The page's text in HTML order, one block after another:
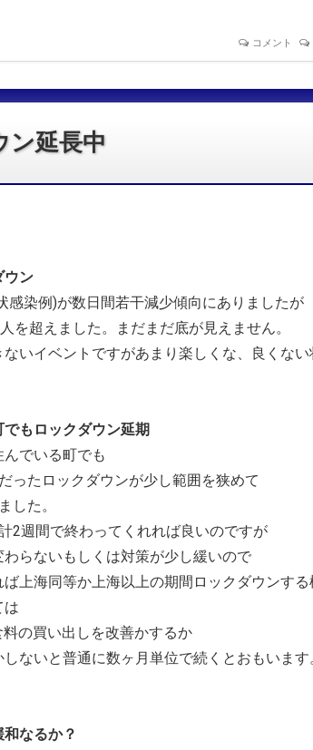
コメント
ン延長中
ウン
感染例)が数日間若干減少傾向にありましたが
を超えました。まだまだ底が見えません。
いイベントですがあまり楽しくな、良くない
もロックダウン延期
でいる町でも
ったロックダウンが少し範囲を狭めて
した。
2週間で終わってくれれば良いのですが
らないもしくは対策が少し緩いので
上海同等か上海以上の期間ロックダウンする
は
の買い出しを改善かするか
ないと普通に数ヶ月単位で続くとおもいます
なるか？